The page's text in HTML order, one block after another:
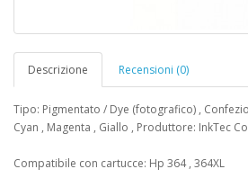
Descrizione Recensioni (0)
Tipo: Pigmentato / Dye (fotografico) ,
Cyan , Magenta , Giallo , Produttore: InkTec
Compatibile con cartucce: Hp 364 , 364XL